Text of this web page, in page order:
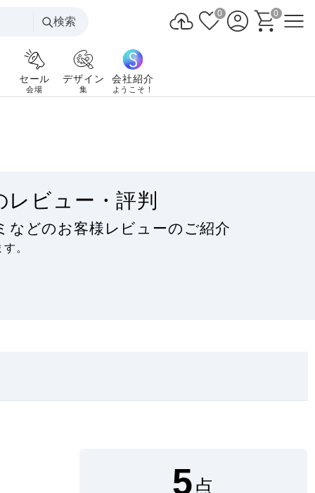
検索
0 0
セール
会場
デザイン
集
会社紹介
ようこそ！
ビュー・評判
どのお客様レビューのご紹介
。
5点